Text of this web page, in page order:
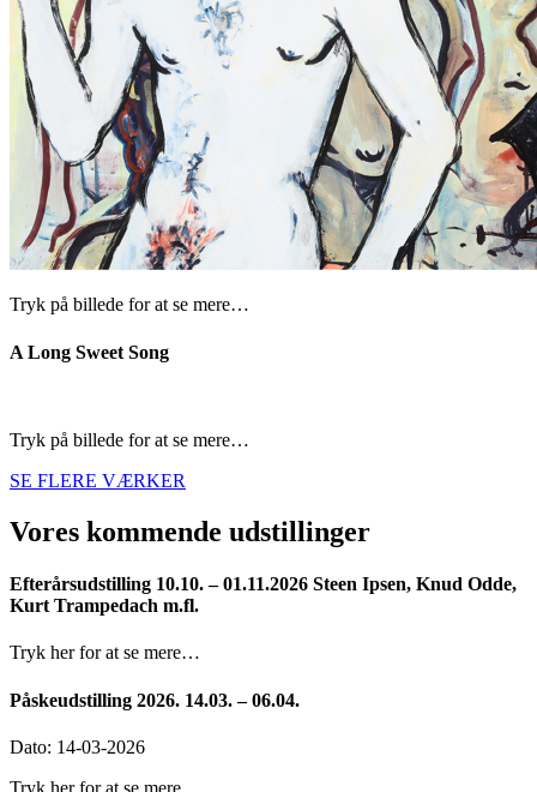
Tryk på billede for at se mere…
A Long Sweet Song
Tryk på billede for at se mere…
SE FLERE VÆRKER
Vores kommende udstillinger
Efterårsudstilling 10.10. – 01.11.2026 Steen Ipsen, Knud Odde,
Kurt Trampedach m.fl.
Tryk her for at se mere…
Påskeudstilling 2026. 14.03. – 06.04.
Dato: 14-03-2026
Tryk her for at se mere…